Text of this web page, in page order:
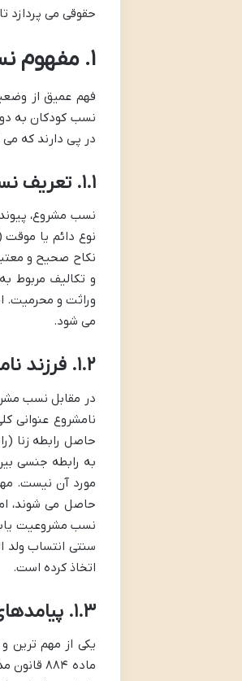
حقوقی می پردازد
۱. مفهوم نسب نامشروع و ولد الزنا در حقوق ایران
فهم عمیق از
نسب کودکان به
در پی دارند که می
۱.۱. تعریف نسب مشروع: پیوند قانونی و شرعی
نسب مشروع،
نوع دائم یا
نکاح صحیح و
و تکالیف مربوط
وراثت و محرمیت.
می شود.
۱.۲. فرزند نامشروع و ولد الزنا چیست؟
در مقابل نسب
نامشروع عنوانی
حاصل رابطه زنا
به رابطه جنسی
مورد آن نیست.
حاصل می شوند،
نسب مشروعیت
سنتی انتساب ولد
اتخاذ کرده است.
۱.۳. پیامدهای اولیه نسب نامشروع: عدم توارث و عدم انتساب قانونی اولیه
یکی از مهم ترین
ماده ۸۸۴